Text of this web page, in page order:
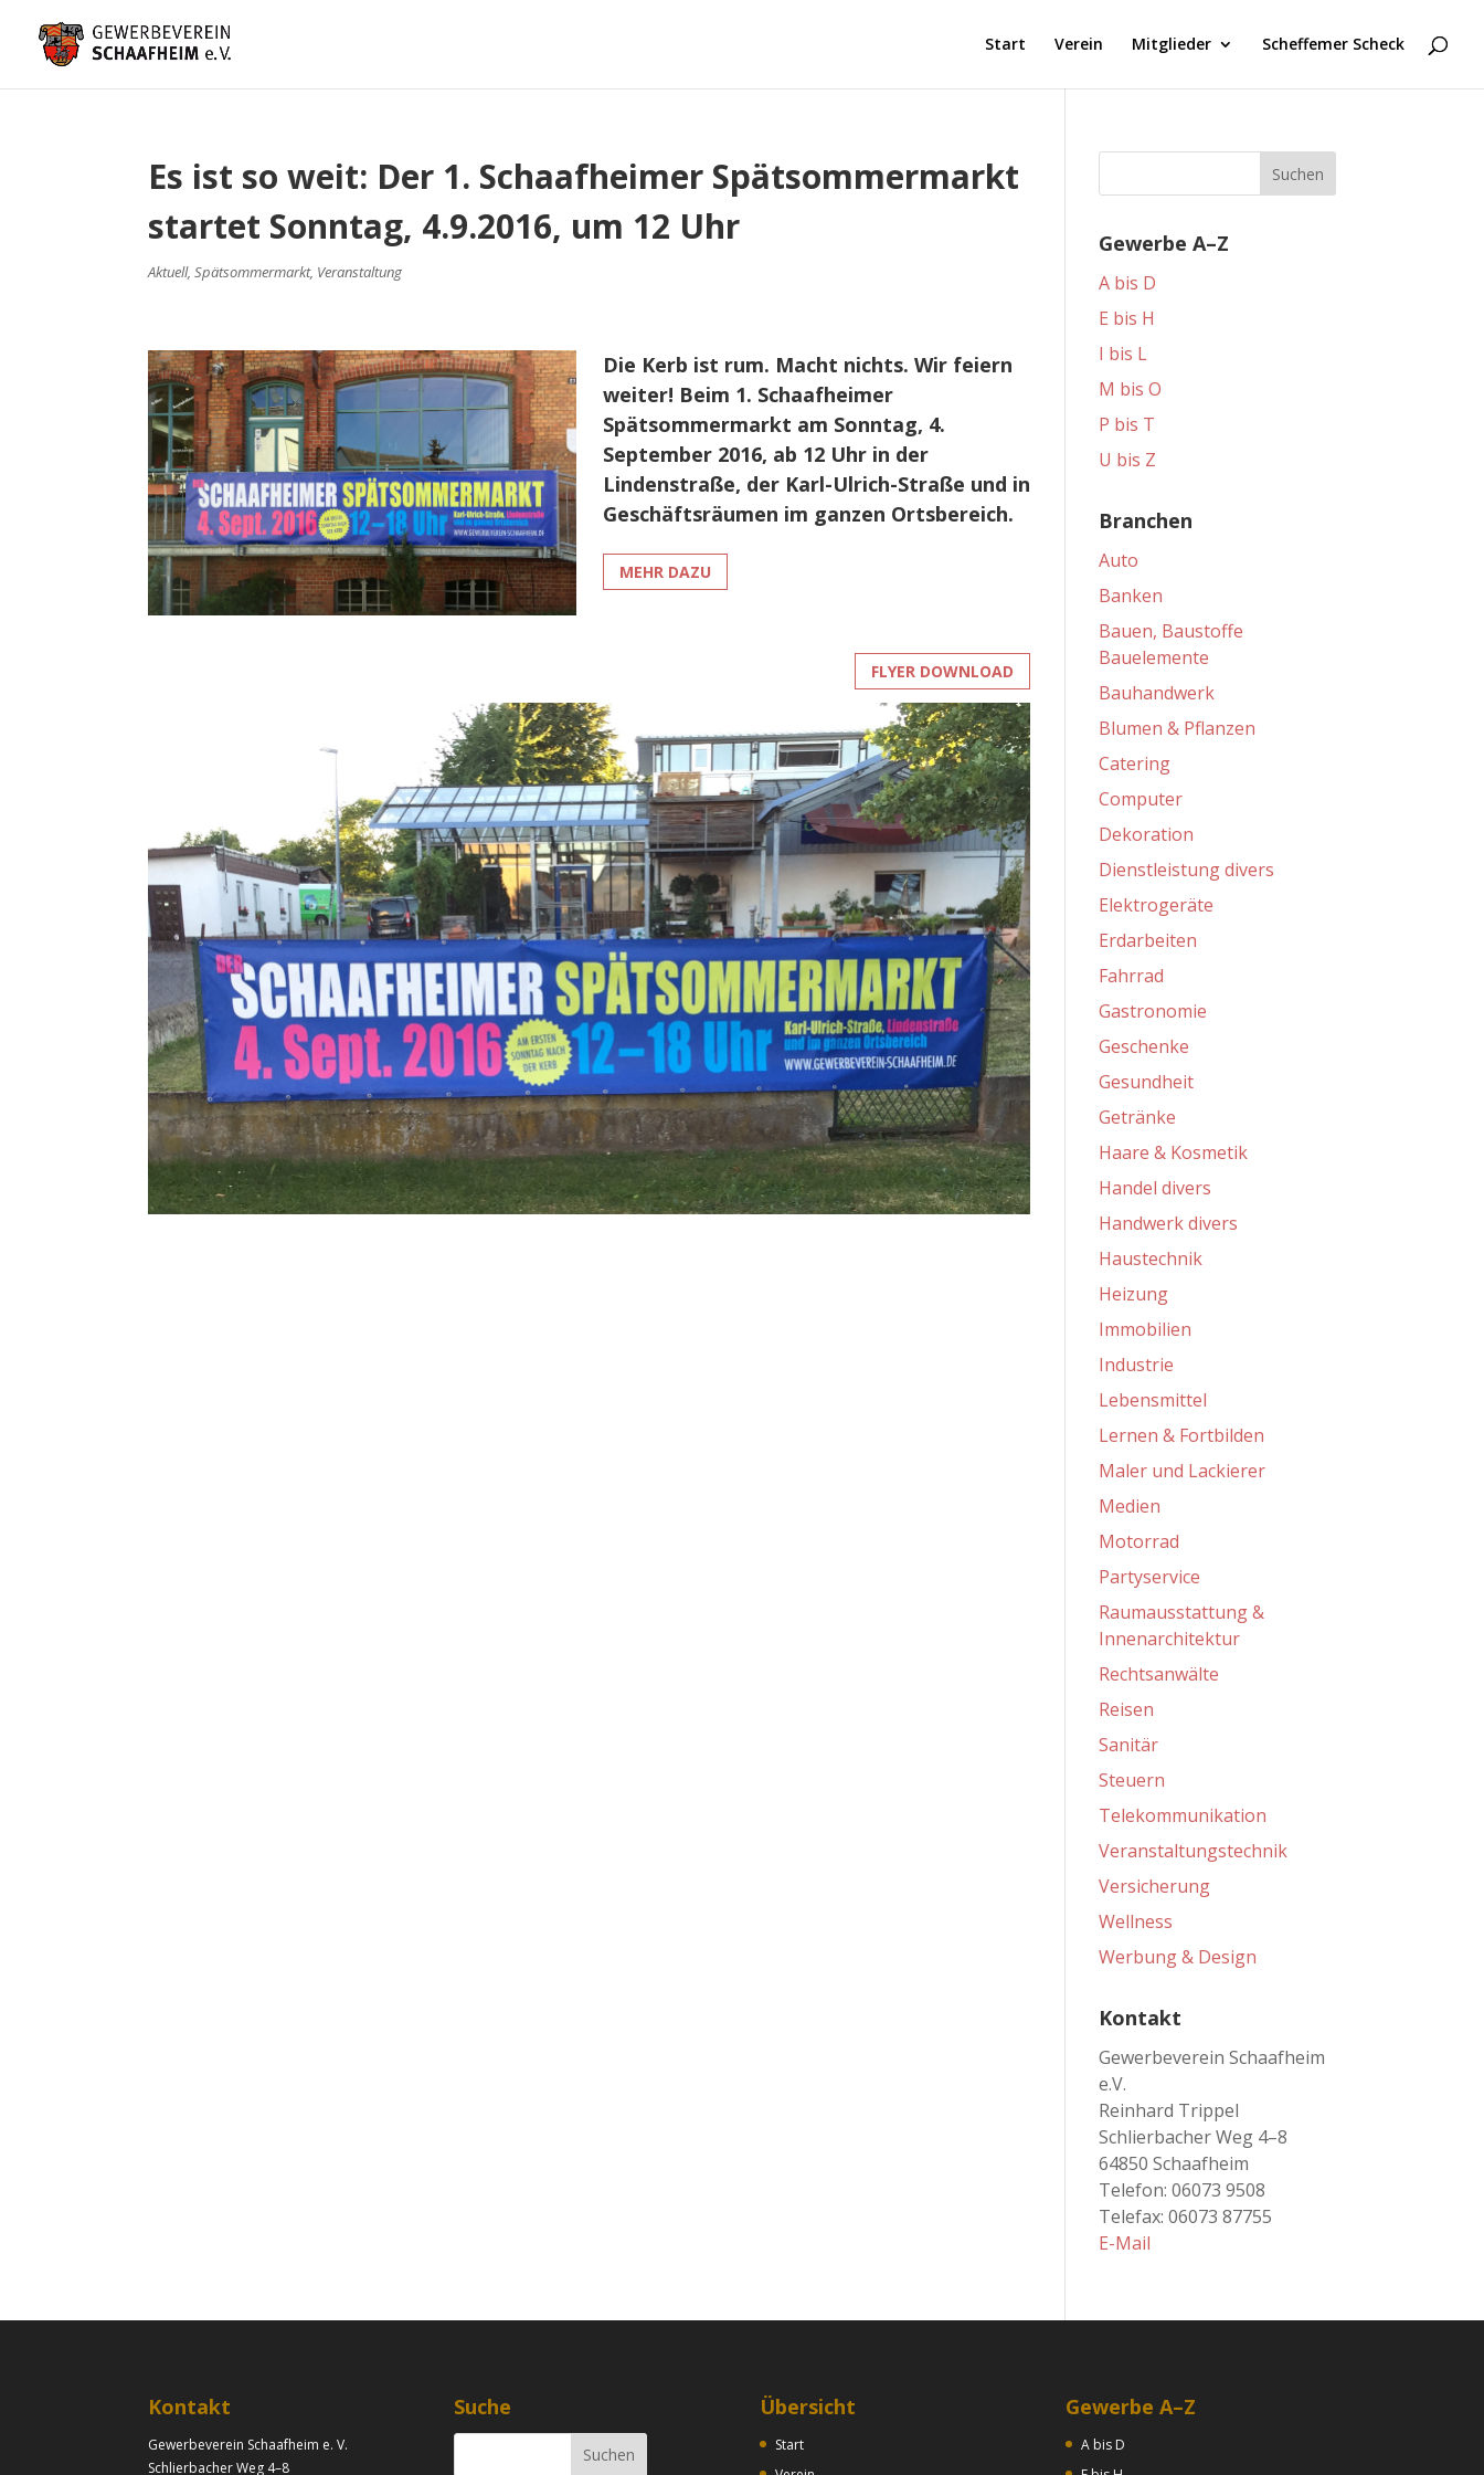
Start Verein Mitglieder Scheffemer Scheck
Es ist so weit: Der 1. Schaafheimer Spätsommermarkt
startet Sonntag, 4.9.2016, um 12 Uhr
Aktuell,Spätsommermarkt, Veranstaltung
Die Kerb ist rum. Macht nichts. Wir feiern
weiter! Beim 1. Schaafheimer
Spätsommermarkt am Sonntag, 4.
September 2016, ab 12 Uhr in der
Lindenstraße, der Karl-Ulrich-Straße und in
Geschäftsräumen im ganzen Ortsbereich.
MEHR DAZU
FLYER DOWNLOAD
Gewerbe A–Z
A bis D
E bis H
I bis L
M bis O
P bis T
U bis Z
Branchen
Auto
Banken
Bauen, Baustoffe
Bauelemente
Bauhandwerk
Blumen & Pflanzen
Catering
Computer
Dekoration
Dienstleistung divers
Elektrogeräte
Erdarbeiten
Fahrrad
Gastronomie
Geschenke
Gesundheit
Getränke
Haare & Kosmetik
Handel divers
Handwerk divers
Haustechnik
Heizung
Immobilien
Industrie
Lebensmittel
Lernen & Fortbilden
Maler und Lackierer
Medien
Motorrad
Partyservice
Raumausstattung &
Innenarchitektur
Rechtsanwälte
Reisen
Sanitär
Steuern
Telekommunikation
Veranstaltungstechnik
Versicherung
Wellness
Werbung & Design
Kontakt
Gewerbeverein Schaafheim
e.V.
Reinhard Trippel
Schlierbacher Weg 4–8
64850 Schaafheim
Telefon: 06073 9508
Telefax: 06073 87755
E-Mail
Kontakt
Gewerbeverein Schaafheim e. V.
Schlierbacher Weg 4–8
Suche Übersicht
Start
Gewerbe A–Z
A bis D